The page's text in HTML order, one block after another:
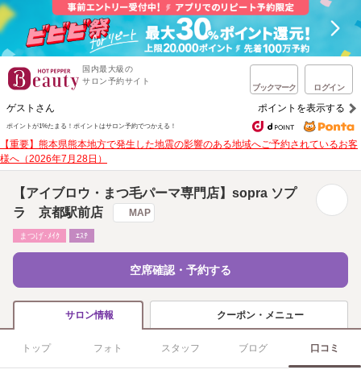
国内最大級の
サロン予約サイト
ブックマーク ログイン
ゲストさん ポイントを表示する
ポイントが1%たまる！ ポイントはサロン予約でつかえる！
【重要】熊本県熊本地方で発生した地震の影響のある地域へご予約されているお客
様へ（2026年7月28日）
【アイブロウ・まつ毛パーマ専門店】sopra ソプ
ラ 京都駅前店
MAP
まつげ･ﾒｲｸ ｴｽﾃ
空席確認・予約する
サロン情報 クーポン・メニュー
トップ フォト スタッフ ブログ 口コミ